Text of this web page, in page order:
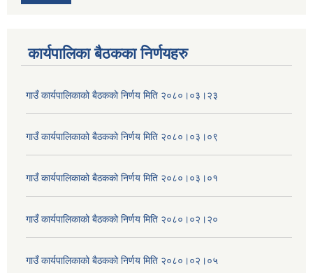
कार्यपालिका बैठकका निर्णयहरु
गाउँ कार्यपालिकाको बैठकको निर्णय मिति २०८०।०३।२३
गाउँ कार्यपालिकाको बैठकको निर्णय मिति २०८०।०३।०९
गाउँ कार्यपालिकाको बैठकको निर्णय मिति २०८०।०३।०१
गाउँ कार्यपालिकाको बैठकको निर्णय मिति २०८०।०२।२०
गाउँ कार्यपालिकाको बैठकको निर्णय मिति २०८०।०२।०५